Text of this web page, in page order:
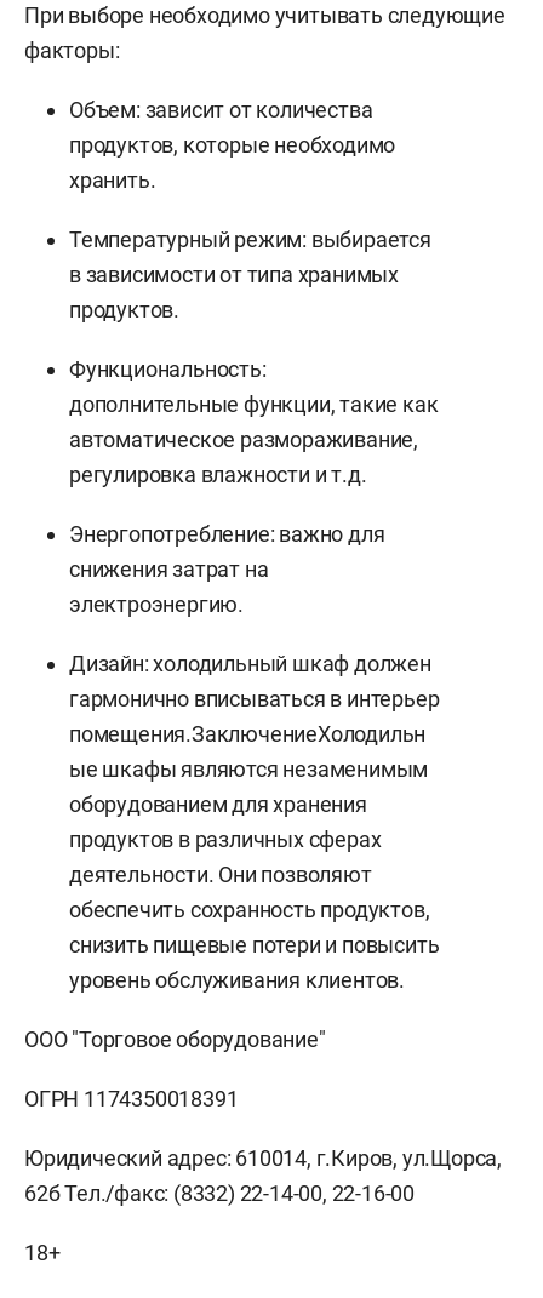
При выборе необходимо учитывать следующие
факторы:
Объем: зависит от количества
продуктов, которые необходимо
хранить.
Температурный режим: выбирается
в зависимости от типа хранимых
продуктов.
Функциональность:
дополнительные функции, такие как
автоматическое размораживание,
регулировка влажности и т.д.
Энергопотребление: важно для
снижения затрат на
электроэнергию.
Дизайн: холодильный шкаф должен
гармонично вписываться в интерьер
помещения.ЗаключениеХолодильн
ые шкафы являются незаменимым
оборудованием для хранения
продуктов в различных сферах
деятельности. Они позволяют
обеспечить сохранность продуктов,
снизить пищевые потери и повысить
уровень обслуживания клиентов.
ООО "Торговое оборудование"
ОГРН 1174350018391
Юридический адрес: 610014, г.Киров, ул.Щорса,
62б Тел./факс: (8332) 22-14-00, 22-16-00
18+